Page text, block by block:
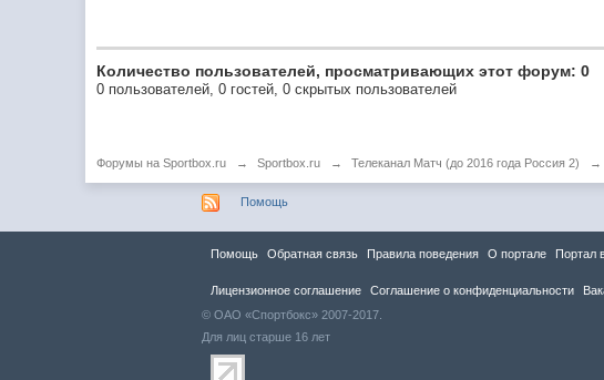
Количество пользователей, просматривающих этот форум: 0
0 пользователей, 0 гостей, 0 скрытых пользователей
Форумы на Sportbox.ru → Sportbox.ru → Телеканал Матч (до 2016 года Россия 2) →
Помощь
Помощь Обратная связь Правила повeдения О портале Портал
Лицензионное соглашение Соглашение о конфиденциальности
© ОАО «Спортбокс» 2007-2017.
Для лиц старше 16 лет